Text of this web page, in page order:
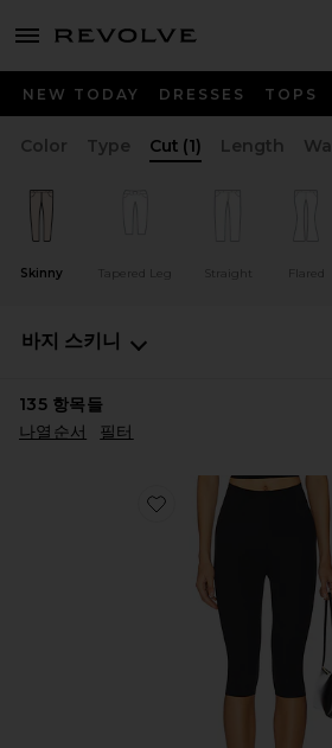
menu - shows more content
NEW TODAY DRESSES TOPS
Color Type Cut (1) Length
Skinny Tapered Leg Straight Flared
바지 스키니
135항목들
나열순서
필터